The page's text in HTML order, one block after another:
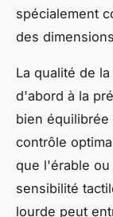
spécialement
des
La qualité de
d'abord à la
bien
contrôle
que l'érable
sensibilité
lourde peut